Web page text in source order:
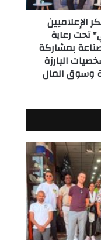
الإعلاميين
تحت رعاية
بمشاركة
البارزة
وسوق المال